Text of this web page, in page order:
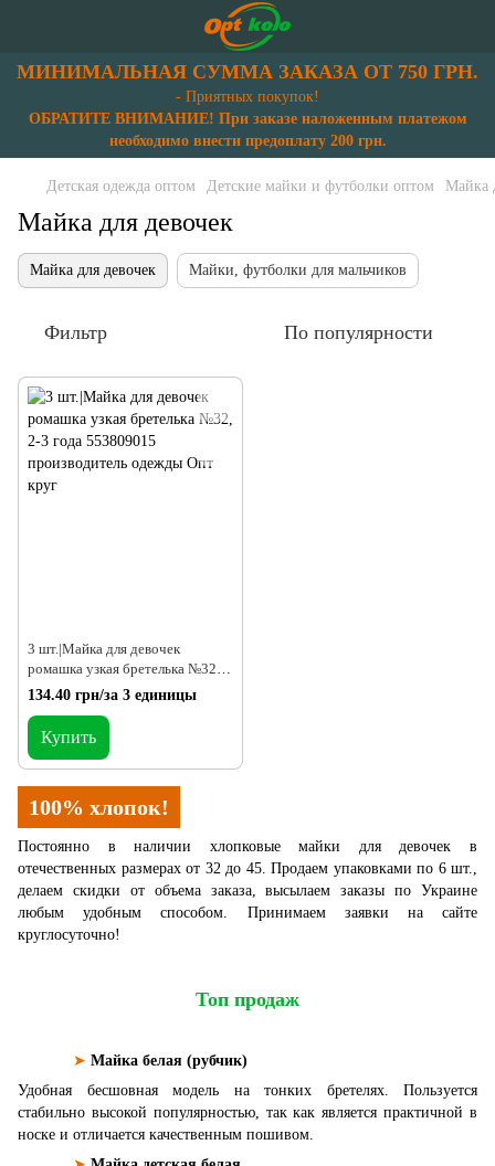
МИНИМАЛЬНАЯ СУММА ЗАКАЗА ОТ 750 ГРН.
- Приятных покупок!
ОБРАТИТЕ ВНИМАНИЕ! При заказе наложенным платежом
необходимо внести предоплату 200 грн.
Детская одежда оптом Детские майки и футболки оптом Майка
Майка для девочек
Майка для девочек Майки, футболки для мальчиков
Фильтр По популярности
3 шт.|Майка для девочек
ромашка узкая бретелька №32,
2-3 года
134.40 грн/за 3 единицы
Купить
100% хлопок!
Постоянно в наличии хлопковые майки для девочек в
отечественных размерах от 32 до 45. Продаем упаковками по 6 шт.,
делаем скидки от объема заказа, высылаем заказы по Украине
любым удобным способом. Принимаем заявки на сайте
круглосуточно!
Топ продаж
➤ Майка белая (рубчик)
Удобная бесшовная модель на тонких бретелях. Пользуется
стабильно высокой популярностью, так как является практичной в
носке и отличается качественным пошивом.